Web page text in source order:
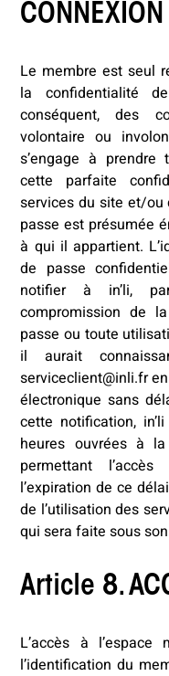
CONNEXION
Le membre est seul
la confidentialité
conséquent, des
volontaire ou
s’engage à
cette parfaite
services du site et/ou
passe est présumée
à qui il appartient.
de passe
notifier à in’li,
compromission de
passe ou toute
il aurait
serviceclient@inli.fr
électronique sans
cette notification,
heures ouvrées à
permettant
l’expiration de ce
de l’utilisation des
qui sera faite sous
Article 8.
L’accès à l’espace
l’identification du